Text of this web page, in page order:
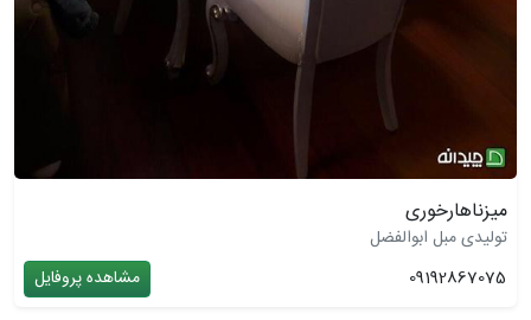
میزناهارخوری
تولیدی مبل ابوالفضل
09192867075
مشاهده پروفایل